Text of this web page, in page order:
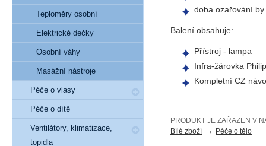
doba ozařování
Balení obsahuje:
Přístroj - lampa
Infra-žárovka
Kompletní CZ
PRODUKT JE ZAŘAZEN V
Bílé zboží → Péče o tělo
Teploměry osobní
Elektrické dečky
Osobní váhy
Masážní nástroje
Péče o vlasy
Péče o dítě
Ventilátory, klimatizace,
topidla